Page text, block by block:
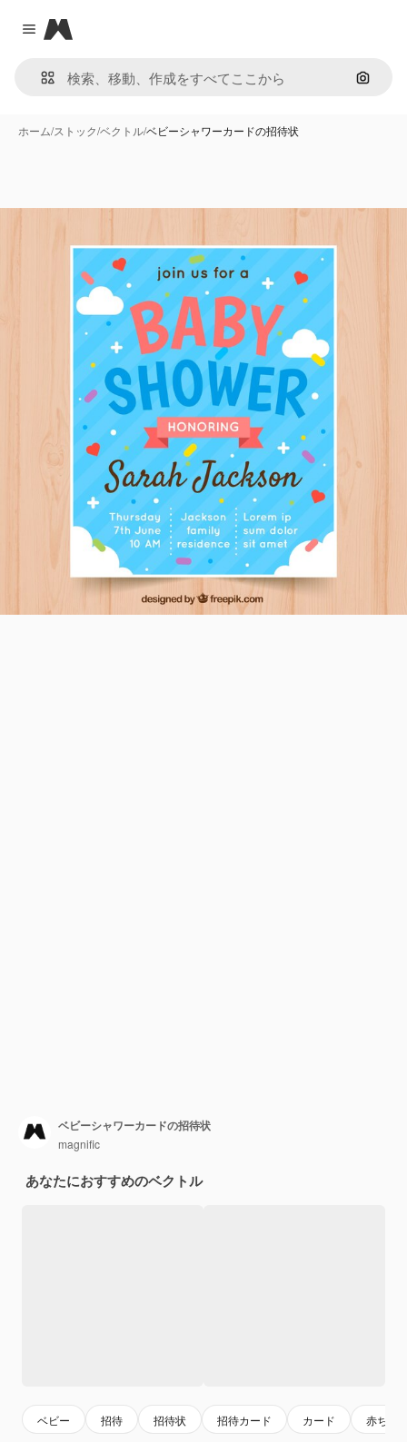
Close menu
Magnific
画像で
ホーム/ストック/ベクトル/ベビーシャワーカードの招待状
ベビーシャワーカードの招待状
magnific
あなたにおすすめのベクトル
ベビー 招待 招待状 招待カード カード 赤ちゃ